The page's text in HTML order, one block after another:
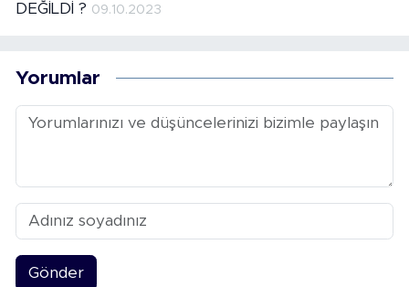
DEĞİLDİ ? 09.10.2023
Yorumlar
Gönder